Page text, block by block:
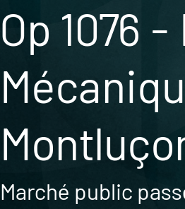
Op 1076
Marché public